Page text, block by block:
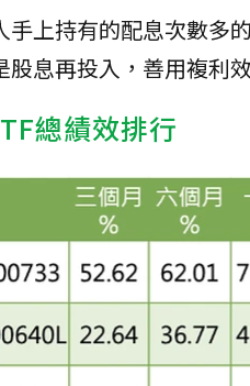
上持有的配息次數多
息再投入，善用複利
總績效排行